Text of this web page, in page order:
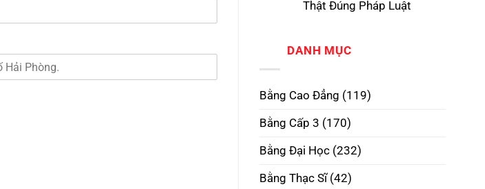
Kiến,
Mở
Làm
RMIT
Phôi
Rộng
Thật Đúng Pháp Luật
luận
Bằng
3
Tại
Nội
Uy
–
Phôi
DANH MỤC
Bằng Cao Đẳng (119)
Bằng Cấp 3 (170)
Bằng Đại Học (232)
Bằng Thạc Sĩ(42)